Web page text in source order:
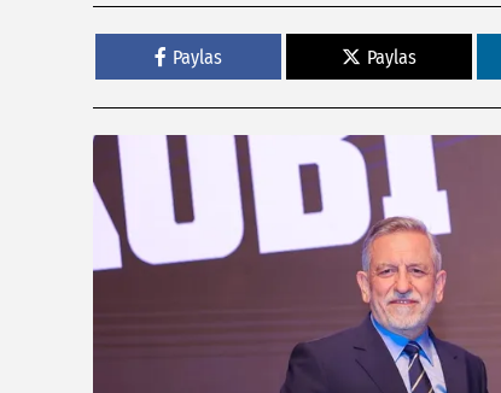
Paylas Paylas